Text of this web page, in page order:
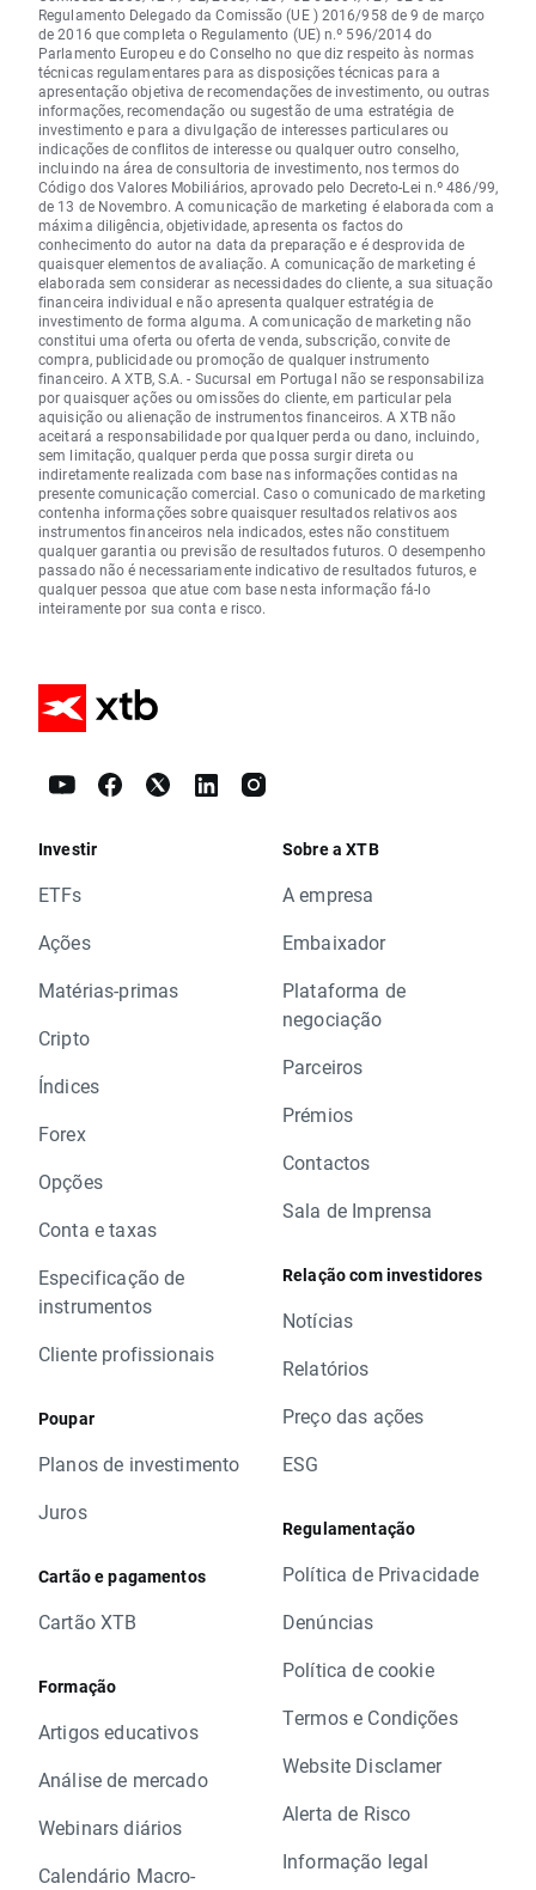
Regulamento Delegado da Comissão (UE ) 2016/958 de 9 de março
de 2016 que completa o Regulamento (UE) n.º 596/2014 do
Parlamento Europeu e do Conselho no que diz respeito às normas
técnicas regulamentares para as disposições técnicas para a
apresentação objetiva de recomendações de investimento, ou outras
informações, recomendação ou sugestão de uma estratégia de
investimento e para a divulgação de interesses particulares ou
indicações de conflitos de interesse ou qualquer outro conselho,
incluindo na área de consultoria de investimento, nos termos do
Código dos Valores Mobiliários, aprovado pelo Decreto-Lei n.º 486/99,
de 13 de Novembro. A comunicação de marketing é elaborada com a
máxima diligência, objetividade, apresenta os factos do
conhecimento do autor na data da preparação e é desprovida de
quaisquer elementos de avaliação. A comunicação de marketing é
elaborada sem considerar as necessidades do cliente, a sua situação
financeira individual e não apresenta qualquer estratégia de
investimento de forma alguma. A comunicação de marketing não
constitui uma oferta ou oferta de venda, subscrição, convite de
compra, publicidade ou promoção de qualquer instrumento
financeiro. A XTB, S.A. - Sucursal em Portugal não se responsabiliza
por quaisquer ações ou omissões do cliente, em particular pela
aquisição ou alienação de instrumentos financeiros. A XTB não
aceitará a responsabilidade por qualquer perda ou dano, incluindo,
sem limitação, qualquer perda que possa surgir direta ou
indiretamente realizada com base nas informações contidas na
presente comunicação comercial. Caso o comunicado de marketing
contenha informações sobre quaisquer resultados relativos aos
instrumentos financeiros nela indicados, estes não constituem
qualquer garantia ou previsão de resultados futuros. O desempenho
passado não é necessariamente indicativo de resultados futuros, e
qualquer pessoa que atue com base nesta informação fá-lo
inteiramente por sua conta e risco.
Investir
ETFs
Ações
Matérias-primas
Cripto
Índices
Forex
Opções
Conta e taxas
Especificação de
instrumentos
Cliente profissionais
Poupar
Planos de investimento
Juros
Cartão e pagamentos
Cartão XTB
Formação
Artigos educativos
Análise de mercado
Webinars diários
Calendário Macro-
Sobre a XTB
A empresa
Embaixador
Plataforma de
negociação
Parceiros
Prémios
Contactos
Sala de Imprensa
Relação com investidores
Notícias
Relatórios
Preço das ações
ESG
Regulamentação
Política de Privacidade
Denúncias
Política de cookie
Termos e Condições
Website Disclamer
Alerta de Risco
Informação legal